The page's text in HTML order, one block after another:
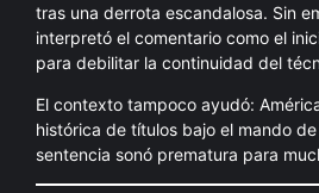
tras una derrota escandalosa. Sin
interpretó el comentario como el
para debilitar la continuidad del
El contexto tampoco ayudó:
histórica de títulos bajo el mando
sentencia sonó prematura para